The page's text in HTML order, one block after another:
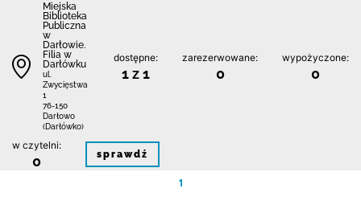
Miejska
Biblioteka
Publiczna
w
Darłowie.
Filia w
Darłówku
ul.
Zwycięstwa
1
76-150
Darłowo
(Darłówko)
dostępne:
1 z 1
zarezerwowane:
0
wypożyczone:
0
w czytelni:
0 sprawdź
1